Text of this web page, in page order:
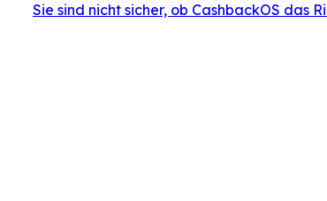
Sie sind nicht sicher, ob CashbackOS das